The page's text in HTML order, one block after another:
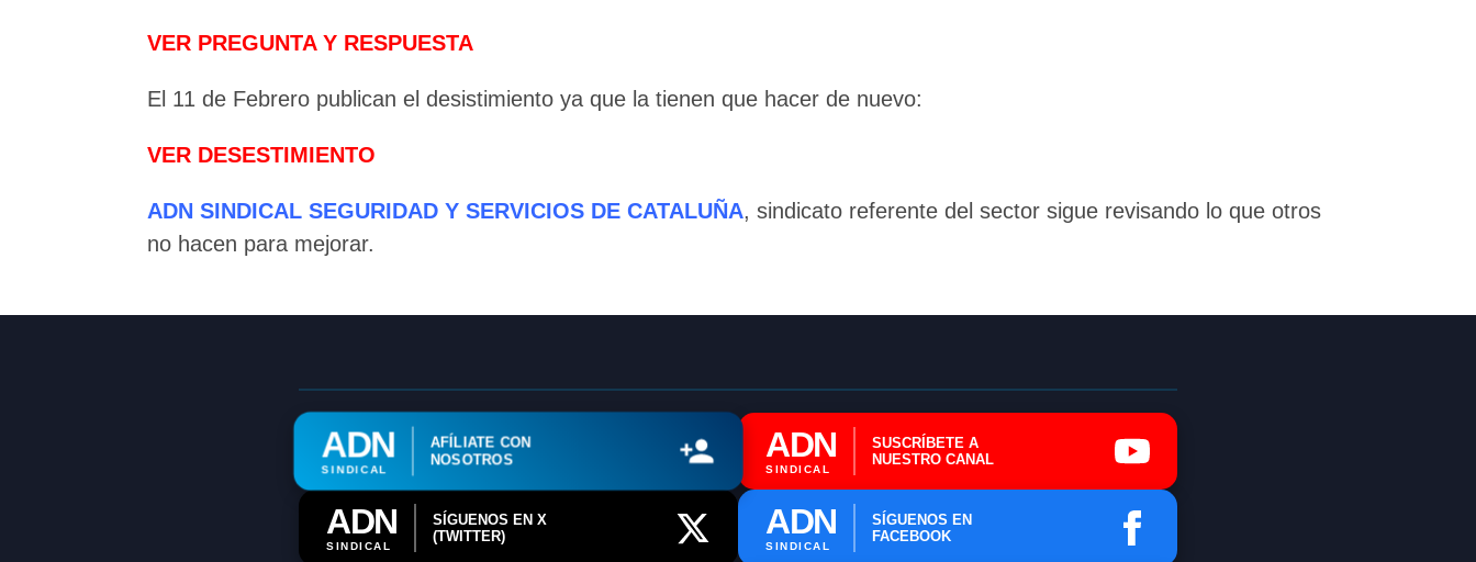
VER PREGUNTA Y RESPUESTA
El 11 de Febrero publican el desistimiento ya que la tienen que hacer de nuevo:
VER DESESTIMIENTO
ADN SINDICAL SEGURIDAD Y SERVICIOS DE CATALUÑA, sindicato referente del sector sigue revisando lo que otros
no hacen para mejorar.
ADN
SINDICAL
AFÍLIATE CON
NOSOTROS
ADN
SINDICAL
SUSCRÍBETE A
NUESTRO CANAL
ADN
SINDICAL
SÍGUENOS EN X
(TWITTER)
ADN
SINDICAL
SÍGUENOS EN
FACEBOOK
🔄 Menú ✖
⚖️ Dpto. Jurídico y Abogados (Email)
📄 Herramienta: Generador Plantillas
✊ Trámite: Afiliarse al Sindicato
📍 Info: Horarios y Contacto Sede